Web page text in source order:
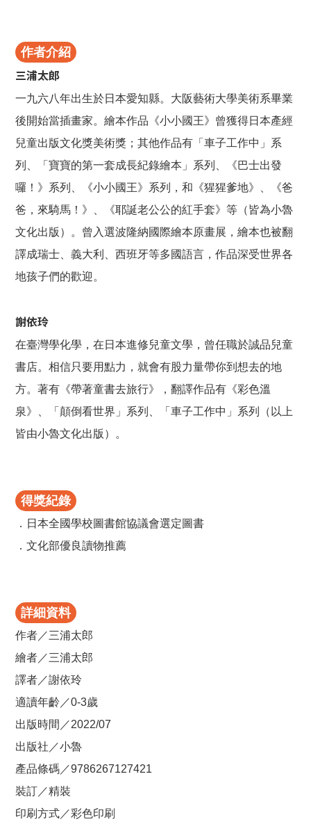
作者介紹
三浦太郎
一九六八年出生於日本愛知縣。大阪藝術大學美術系畢業
後開始當插畫家。繪本作品《小小國王》曾獲得日本產經
兒童出版文化獎美術獎；其他作品有「車子工作中」系
列、「寶寶的第一套成長紀錄繪本」系列、《巴士出發
囉！》系列、《小小國王》系列，和《猩猩爹地》、《爸
爸，來騎馬！》、《耶誕老公公的紅手套》等（皆為小魯
文化出版）。曾入選波隆納國際繪本原畫展，繪本也被翻
譯成瑞士、義大利、西班牙等多國語言，作品深受世界各
地孩子們的歡迎。
謝依玲
在臺灣學化學，在日本進修兒童文學，曾任職於誠品兒童
書店。相信只要用點力，就會有股力量帶你到想去的地
方。著有《帶著童書去旅行》，翻譯作品有《彩色溫
泉》、「顛倒看世界」系列、「車子工作中」系列（以上
皆由小魯文化出版）。
得獎紀錄
．日本全國學校圖書館協議會選定圖書
．文化部優良讀物推薦
詳細資料
作者／三浦太郎
繪者／三浦太郎
譯者／謝依玲
適讀年齡／0-3歲
出版時間／2022/07
出版社／小魯
產品條碼／9786267127421
裝訂／精裝
印刷方式／彩色印刷